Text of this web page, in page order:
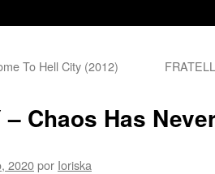
To Hell City (2012)
– Chaos Has
2020por Ioriska